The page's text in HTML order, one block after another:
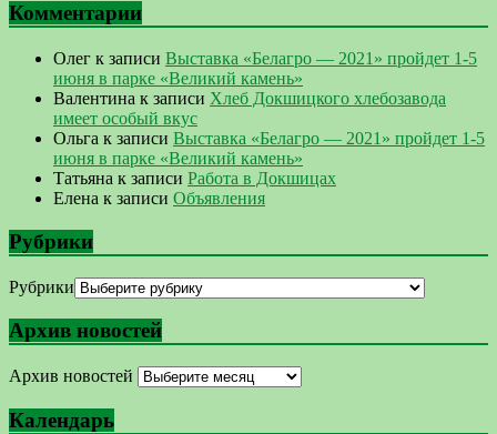
Комментарии
Олег к записи Выставка «Белагро — 2021» пройдет 1-5
июня в парке «Великий камень»
Валентина к записи Хлеб Докшицкого хлебозавода
имеет особый вкус
Ольга к записи Выставка «Белагро — 2021» пройдет 1-5
июня в парке «Великий камень»
Татьяна к записи Работа в Докшицах
Елена к записи Объявления
Рубрики
Рубрики
Архив новостей
Архив новостей
Календарь